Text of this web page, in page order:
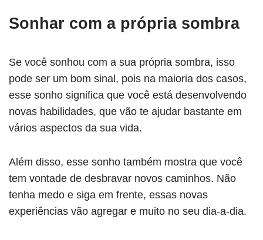
Sonhar com a própria sombra
Se você sonhou com a sua própria sombra, isso
pode ser um bom sinal, pois na maioria dos casos,
esse sonho significa que você está desenvolvendo
novas habilidades, que vão te ajudar bastante em
vários aspectos da sua vida.
Além disso, esse sonho também mostra que você
tem vontade de desbravar novos caminhos. Não
tenha medo e siga em frente, essas novas
experiências vão agregar e muito no seu dia-a-dia.